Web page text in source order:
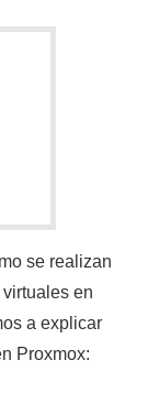
se realizan
en
a explicar
Proxmox: